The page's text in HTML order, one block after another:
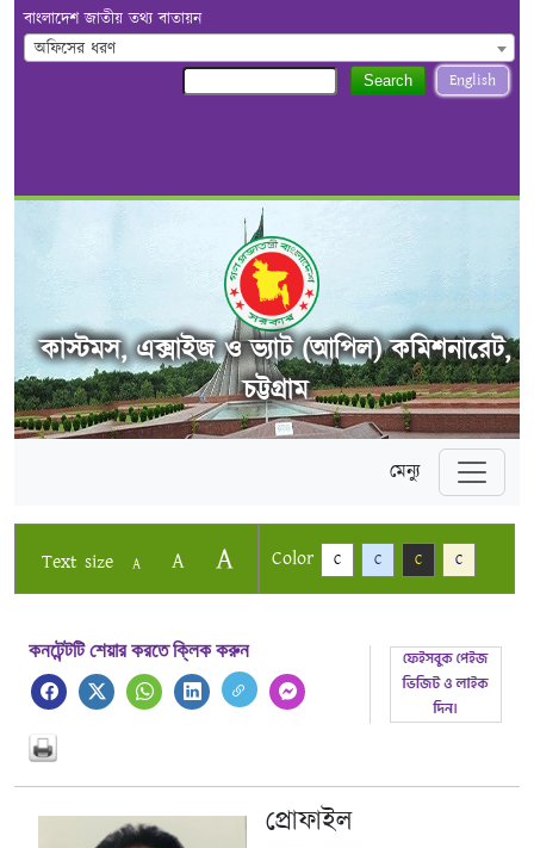
বাংলাদেশ জাতীয় তথ্য বাতায়ন
অফিসের ধরণ
English
Search
কাস্টমস, এক্সাইজ ও ভ্যাট (আপিল) কমিশনারেট,
চট্টগ্রাম
মেন্যু
Text size A A A Color C C C C
কনটেন্টটি শেয়ার করতে ক্লিক করুন
প্রোফাইল